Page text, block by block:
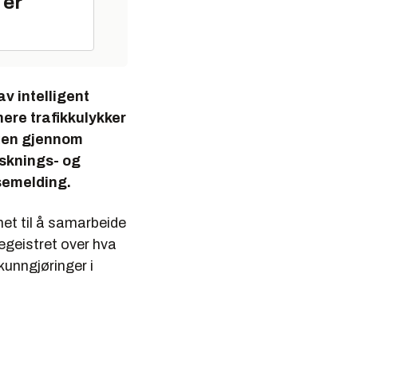
intelligent
trafikkulykker
gjennom
og
til å samarbeide
over hva
i